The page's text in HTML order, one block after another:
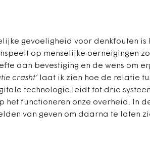
gevoeligheid voor denkfouten
op menselijke oerneigingen
aan bevestiging en de wens om
crasht’ laat ik zien hoe de relatie
technologie leidt tot drie
het functioneren onze overheid. In
van geven om daarna te laten